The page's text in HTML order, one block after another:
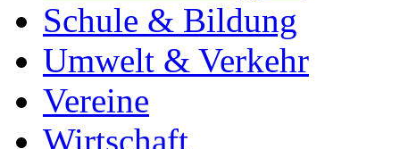
Schule & Bildung
Umwelt & Verkehr
Vereine
Wirtschaft